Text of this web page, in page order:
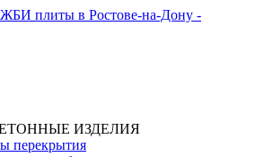
ИЗДЕЛИЯ
перекрытия